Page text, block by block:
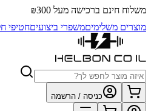
משלוח חינם ברכישה מעל ₪300
מוצרים משלימיםמשפרי ביצועיםחטיפי
כניסה / הרשמה